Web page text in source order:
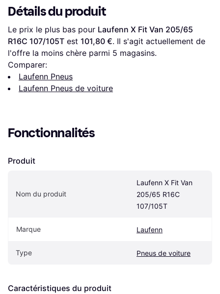
Détails du produit
Le prix le plus bas pour Laufenn X Fit Van 205/65
R16C 107/105T est 101,80 €. Il s'agit actuellement de
l'offre la moins chère parmi 5 magasins.
Comparer:
Laufenn Pneus
Laufenn Pneus de voiture
Fonctionnalités
Produit
Nom du produit
Laufenn X Fit Van
205/65 R16C
107/105T
Marque Laufenn
Type Pneus de voiture
Caractéristiques du produit